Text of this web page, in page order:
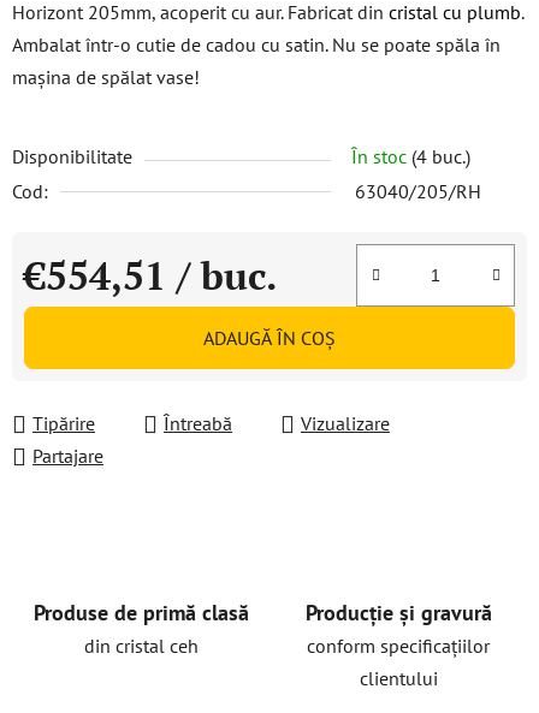
Horizont 205mm, acoperit cu aur. Fabricat din cristal cu plumb.
Ambalat într-o cutie de cadou cu satin. Nu se poate spăla în
mașina de spălat vase!
Disponibilitate În stoc (4 buc.)
Cod:
63040/205/RH
€554,51 / buc.
Evaluare preţ:
ADAUGĂ ÎN COŞ
Tipărire Întreabă
Vizualizare
Partajare
Produse de primă clasă
din cristal ceh
Producție și gravură
conform specificațiilor
clientului